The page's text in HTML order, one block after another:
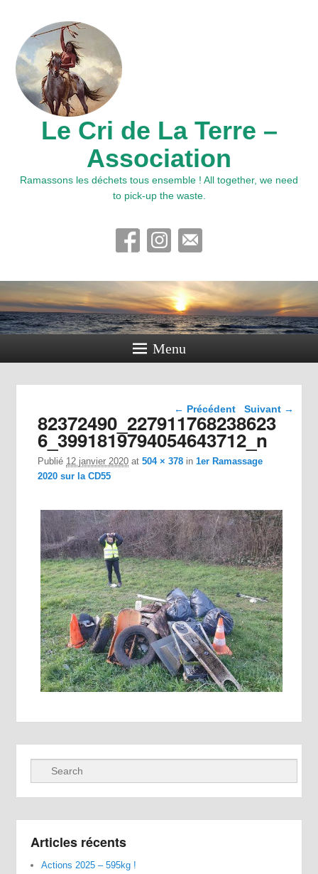
Le Cri de La Terre –
Association
Ramassons les déchets tous ensemble ! All together, we need
to pick-up the waste.
Menu
Navigation dans les
images
← Précédent Suivant →
82372490_227911768238623
6_3991819794054643712_n
Publié 12 janvier 2020 at504 × 378 in1er Ramassage
2020 sur la CD55
Recherche
Articles récents
Actions 2025 – 595kg !